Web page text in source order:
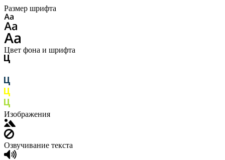
Размер шрифта
Цвет фона и шрифта
Изображения
Озвучивание текста